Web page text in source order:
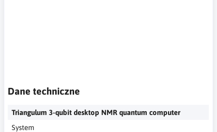
Dane techniczne
Triangulum 3-qubit desktop NMR quantum computer
System